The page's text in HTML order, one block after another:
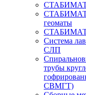
геоматы
Система
СЛП
трубы
СВМГТ)